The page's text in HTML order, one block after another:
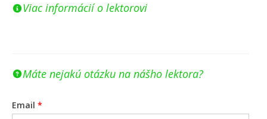
Viac informácií o lektorovi
Máte nejakú otázku na nášho lektora?
Email *